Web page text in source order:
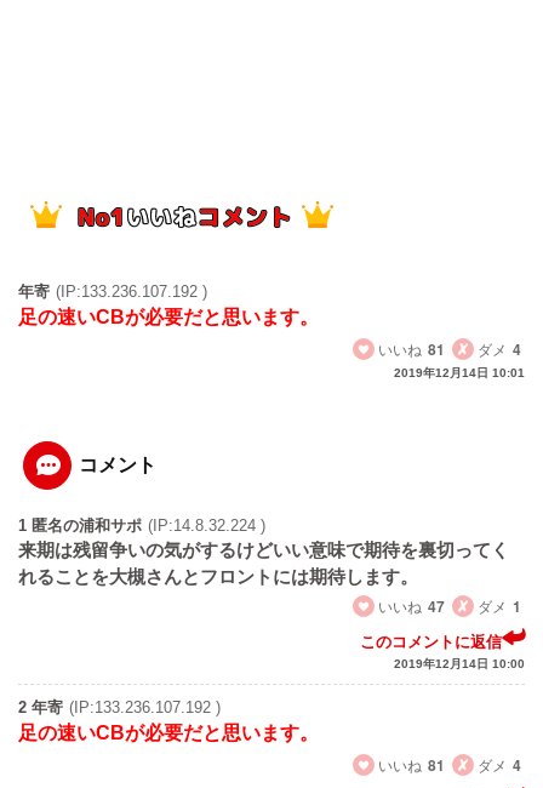
年寄 (IP:133.236.107.192 )
足の速いCBが必要だと思います。
いいね 81 ダメ 4
2019年12月14日 10:01
コメント
1 匿名の浦和サポ (IP:14.8.32.224 )
来期は残留争いの気がするけどいい意味で期待を裏切ってく
れることを大槻さんとフロントには期待します。
いいね 47 ダメ 1
このコメントに返信
2019年12月14日 10:00
2 年寄 (IP:133.236.107.192 )
足の速いCBが必要だと思います。
いいね 81 ダメ 4